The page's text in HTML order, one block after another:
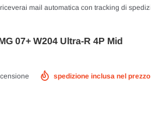
mail automatica con tracking di
07+ W204 Ultra-R 4P Mid
spedizione inclusa nel prezzo